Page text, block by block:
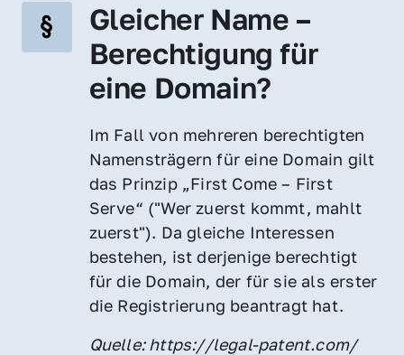
Gleicher Name –
Berechtigung für
eine Domain?
Im Fall von mehreren berechtigten
Namensträgern für eine Domain gilt
das Prinzip „First Come – First
Serve“ ("Wer zuerst kommt, mahlt
zuerst"). Da gleiche Interessen
bestehen, ist derjenige berechtigt
für die Domain, der für sie als erster
die Registrierung beantragt hat.
Quelle: https://legal-patent.com/